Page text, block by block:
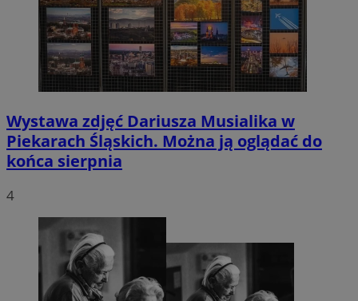
Wystawa zdjęć Dariusza Musialika w
Piekarach Śląskich. Można ją oglądać do
końca sierpnia
4